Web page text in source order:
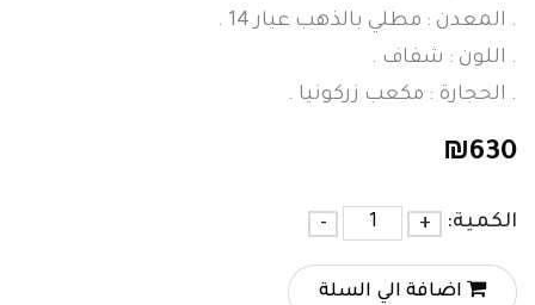
. المعدن : مطلي بالذهب عيار 14 .
. اللون : شفاف .
. الحجارة : مكعب زركونيا .
₪630
الكمية: +
-
اضافة الي السلة